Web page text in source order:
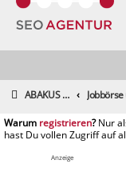
ABAKUS Foren-Übersicht
registrieren
Anzeige